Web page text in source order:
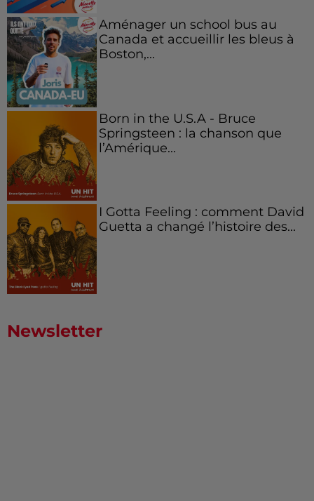
Aménager un school bus au
Canada et accueillir les bleus à
Boston,...
Born in the U.S.A - Bruce
Springsteen : la chanson que
l’Amérique...
I Gotta Feeling : comment David
Guetta a changé l’histoire des...
Newsletter